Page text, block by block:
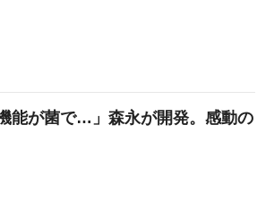
能が菌で…」森永が開発。感動の